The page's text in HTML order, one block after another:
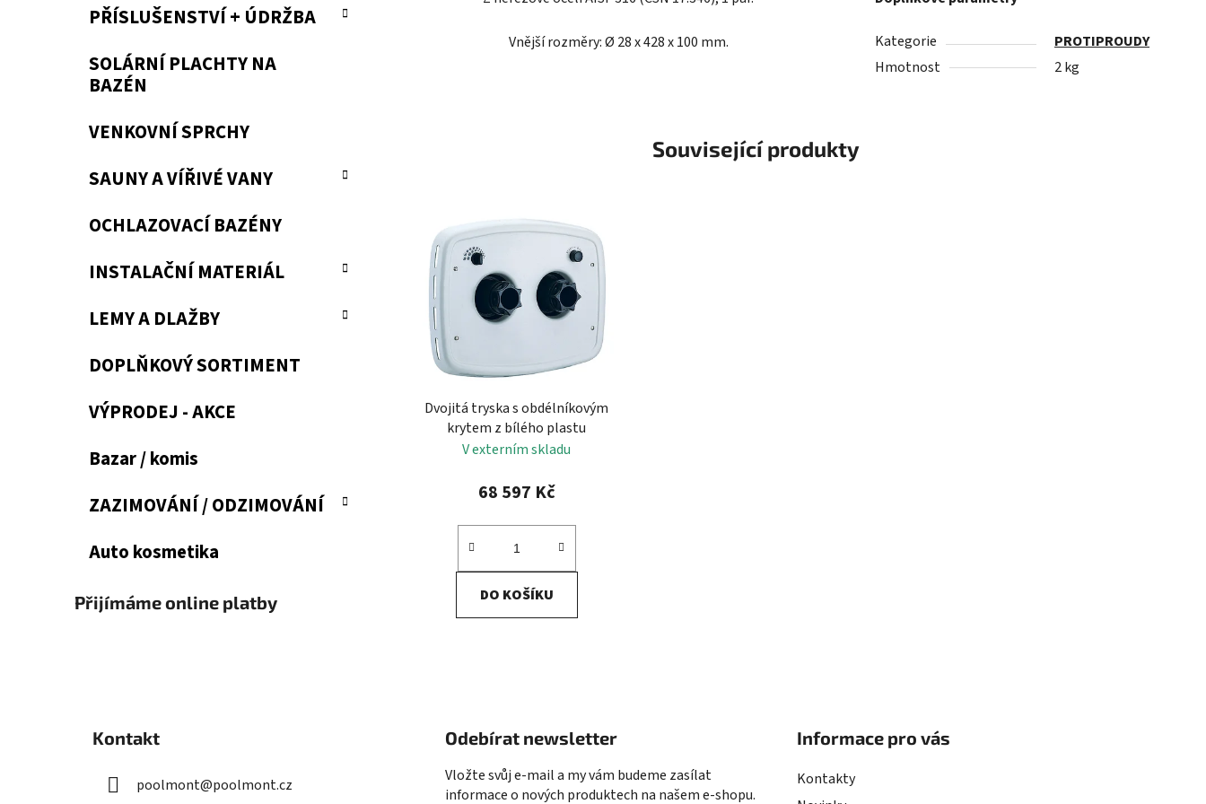
PŘÍSLUŠENSTVÍ + ÚDRŽBA
SOLÁRNÍ PLACHTY NA
BAZÉN
VENKOVNÍ SPRCHY
SAUNY A VÍŘIVÉ VANY
OCHLAZOVACÍ BAZÉNY
INSTALAČNÍ MATERIÁL
LEMY A DLAŽBY
DOPLŇKOVÝ SORTIMENT
VÝPRODEJ - AKCE
Bazar / komis
ZAZIMOVÁNÍ / ODZIMOVÁNÍ
Auto kosmetika
Přijímáme online platby
Vnější rozměry: Ø 28 x 428 x 100 mm. Kategorie
PROTIPROUDY
Hmotnost
2 kg
Související produkty
Dvojitá tryska s obdélníkovým
krytem z bílého plastu
V externím skladu
68 597 Kč
DO KOŠÍKU
Kontakt
poolmont@poolmont.cz
Odebírat newsletter
Vložte svůj e-mail a my vám budeme zasílat
informace o nových produktech na našem e-shopu.
Informace pro vás
Kontakty